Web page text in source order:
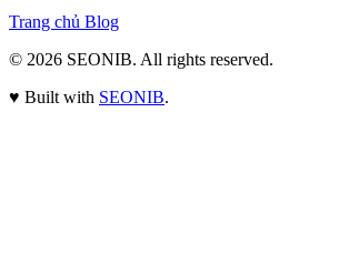
Trang chủ Blog
© 2026 SEONIB. All rights reserved.
♥ Built with SEONIB.